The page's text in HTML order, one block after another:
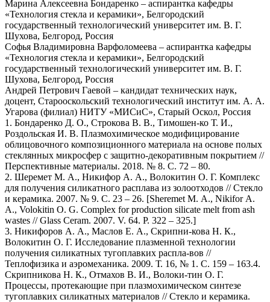
Марина Алексеевна Бондаренко – аспирантка кафедры
«Технология стекла и керамики», Белгородский
государственный технологический университет им. В. Г.
Шухова, Белгород, Россия
Софья Владимировна Варфоломеева – аспирантка кафедры
«Технология стекла и керамики», Белгородский
государственный технологический университет им. В. Г.
Шухова, Белгород, Россия
Андрей Петрович Гаевой – кандидат технических наук,
доцент, Старооскольский технологический институт им. А. А.
Угарова (филиал) НИТУ «МИСиС», Старый Оскол, Россия
1. Бондаренко Д. О., Строкова В. В., Тимошен-ко Т. И.,
Роздольская И. В. Плазмохимическое модифицирование
облицовочного композиционного материала на основе полых
стеклянных микросфер с защитно-декоративным покрытием //
Перспективные материалы. 2018. № 8. С. 72 – 80.
2. Шеремет М. А., Никифор А. А., Волокитин О. Г. Комплекс
для получения силикатного расплава из золоотходов // Стекло
и керамика. 2007. № 9. С. 23 – 26. [Sheremet M. A., Nikifor A.
A., Volokitin O. G. Complex for production silicate melt from ash
wastes // Glass Ceram. 2007. V. 64. P. 322 – 325.]
3. Никифоров А. А., Маслов Е. А., Скрипни-кова Н. К.,
Волокитин О. Г. Исследование плазменной технологии
получения силикатных тугоплавких распла-вов //
Теплофизика и аэромеханика. 2009. Т. 16, № 1. С. 159 – 163.4.
Скрипникова Н. К., Отмахов В. И., Волоки-тин О. Г.
Процессы, протекающие при плазмохимическом синтезе
тугоплавких силикатных материалов // Стекло и керамика.